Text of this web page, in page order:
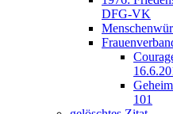
DFG-VK
101